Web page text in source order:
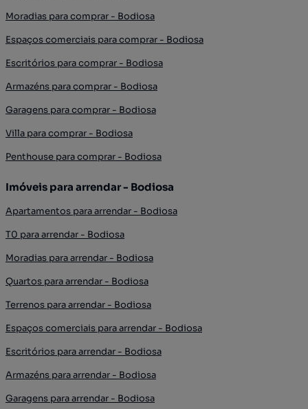
Moradias para comprar - Bodiosa
Espaços comerciais para comprar - Bodiosa
Escritórios para comprar - Bodiosa
Armazéns para comprar - Bodiosa
Garagens para comprar - Bodiosa
Villa para comprar - Bodiosa
Penthouse para comprar - Bodiosa
Imóveis para arrendar - Bodiosa
Apartamentos para arrendar - Bodiosa
T0 para arrendar - Bodiosa
Moradias para arrendar - Bodiosa
Quartos para arrendar - Bodiosa
Terrenos para arrendar - Bodiosa
Espaços comerciais para arrendar - Bodiosa
Escritórios para arrendar - Bodiosa
Armazéns para arrendar - Bodiosa
Garagens para arrendar - Bodiosa